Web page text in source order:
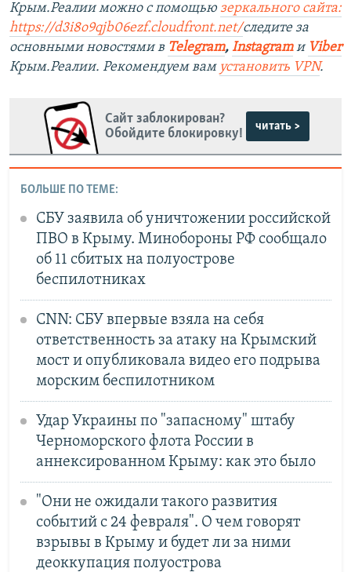
Крым.Реалии можно с помощью зеркального сайта:
https://d3i8o9qjb06ezf.cloudfront.net/следите за
основными новостями в Telegram, Instagram и Viber
Крым.Реалии. Рекомендуем вам установить VPN.
Сайт заблокирован?
Обойдите блокировку!
читать >
БОЛЬШЕ ПО ТЕМЕ:
СБУ заявила об уничтожении российской
ПВО в Крыму. Минобороны РФ сообщало
об 11 сбитых на полуострове
беспилотниках
CNN: СБУ впервые взяла на себя
ответственность за атаку на Крымский
мост и опубликовала видео его подрыва
морским беспилотником
Удар Украины по "запасному" штабу
Черноморского флота России в
аннексированном Крыму: как это было
"Они не ожидали такого развития
событий с 24 февраля". О чем говорят
взрывы в Крыму и будет ли за ними
деоккупация полуострова